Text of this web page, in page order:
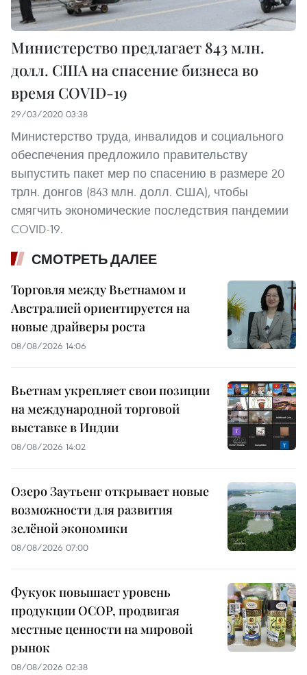
Министерство предлагает 843 млн.
долл. США на спасение бизнеса во
время COVID-19
29/03/2020 03:38
Министерство труда, инвалидов и социального
обеспечения предложило правительству
выпустить пакет мер по спасению в размере 20
трлн. донгов (843 млн. долл. США), чтобы
смягчить экономические последствия пандемии
COVID-19.
СМОТРЕТЬ ДАЛЕЕ
Торговля между Вьетнамом и
Австралией ориентируется на
новые драйверы роста
08/08/2026 14:06
Вьетнам укрепляет свои позиции
на международной торговой
выставке в Индии
08/08/2026 14:02
Озеро Заутьенг открывает новые
возможности для развития
зелёной экономики
08/08/2026 07:00
Фукуок повышает уровень
продукции OCOP, продвигая
местные ценности на мировой
рынок
08/08/2026 02:38